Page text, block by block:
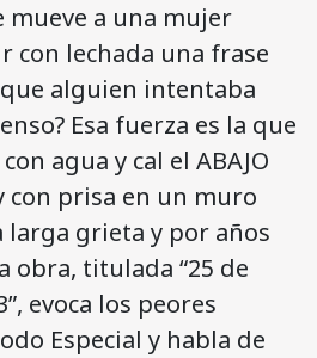
mueve a una mujer
con lechada una frase
alguien intentaba
Esa fuerza es la que
agua y cal el ABAJO
con prisa en un muro
grieta y por años
obra, titulada “25 de
evoca los peores
Especial y habla de